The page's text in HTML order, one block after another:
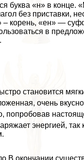
буква «н» в
без приставки,
корень, «ен» —
в
становится
очень
попробовав
энергией,
В окончании